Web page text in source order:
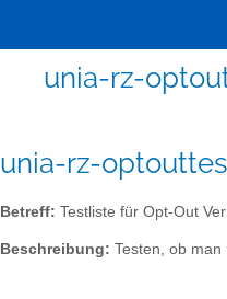
unia-rz-
unia-rz-
Betreff: Testliste für Opt-Out
Beschreibung: Testen, ob